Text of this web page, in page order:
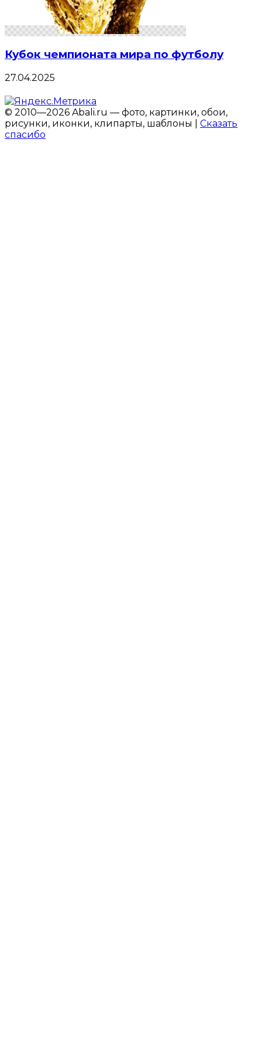
Кубок чемпионата мира по футболу
27.04.2025
© 2010—2026 Abali.ru — фото, картинки, обои,
рисунки, иконки, клипарты, шаблоны | Сказать
спасибо